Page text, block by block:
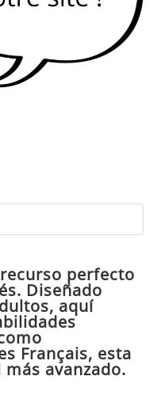
perfecto
Diseñado
aquí
Français, esta
avanzado.